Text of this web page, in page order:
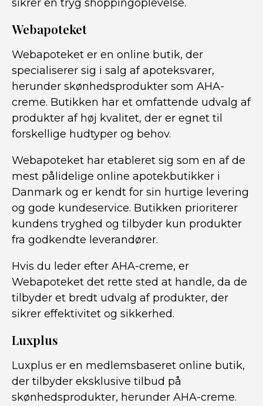
sikrer en tryg shoppingoplevelse.
Webapoteket
Webapoteket er en online butik, der
specialiserer sig i salg af apoteksvarer,
herunder skønhedsprodukter som AHA-
creme. Butikken har et omfattende udvalg af
produkter af høj kvalitet, der er egnet til
forskellige hudtyper og behov.
Webapoteket har etableret sig som en af de
mest pålidelige online apotekbutikker i
Danmark og er kendt for sin hurtige levering
og gode kundeservice. Butikken prioriterer
kundens tryghed og tilbyder kun produkter
fra godkendte leverandører.
Hvis du leder efter AHA-creme, er
Webapoteket det rette sted at handle, da de
tilbyder et bredt udvalg af produkter, der
sikrer effektivitet og sikkerhed.
Luxplus
Luxplus er en medlemsbaseret online butik,
der tilbyder eksklusive tilbud på
skønhedsprodukter, herunder AHA-creme.